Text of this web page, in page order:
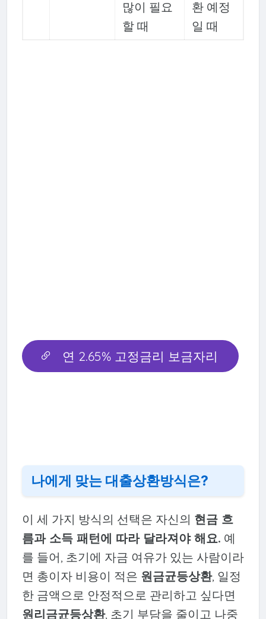
많이 필요
할 때
환 예정
일 때
연 2.65% 고정금리 보금자리
나에게 맞는 대출상환방식은?
이 세 가지 방식의 선택은 자신의 현금 흐
름과 소득 패턴에 따라 달라져야 해요. 예
를 들어, 초기에 자금 여유가 있는 사람이라
면 총이자 비용이 적은 원금균등상환, 일정
한 금액으로 안정적으로 관리하고 싶다면
원리금균등상환, 초기 부담을 줄이고 나중